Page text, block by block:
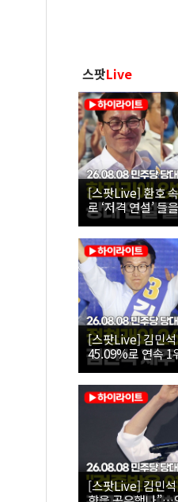
스팟Live
[스팟Live] 환호
로 ‘저격 연설’ 들
26.08.08 더불어
보 인천 합동연설
[스팟Live] 김민석
45.09%로 연속 1
26.08.08 더불어민
보 인천 합동연설
[스팟Live] 김민석